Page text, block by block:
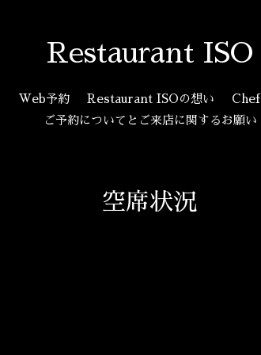
Restaurant ISO
Web予約 Restaurant ISOの想い Chef
ご予約についてとご来店に関するお願い
空席状況